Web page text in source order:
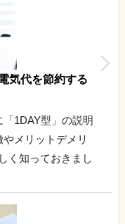
気代を節約する
1DAY型」の説明
メリットデメリ
く知っておきまし